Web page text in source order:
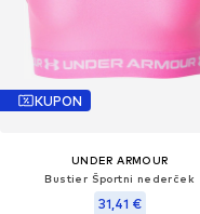
KUPON
UNDER ARMOUR
Bustier Športni nederček
31,41 €